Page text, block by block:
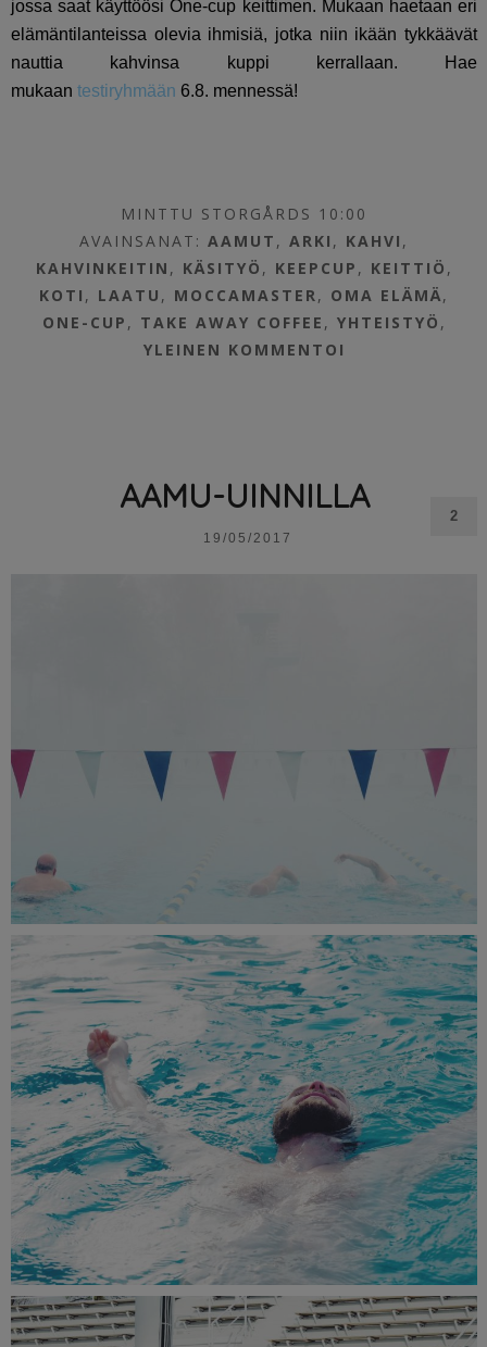
jossa saat käyttöösi One-cup keittimen. Mukaan haetaan eri
elämäntilanteissa olevia ihmisiä, jotka niin ikään tykkäävät
nauttia kahvinsa kuppi kerrallaan. Hae
mukaan testiryhmään 6.8. mennessä!
MINTTU STORGÅRDS 10:00
AVAINSANAT:AAMUT ,ARKI , KAHVI ,
KAHVINKEITIN , KÄSITYÖ , KEEPCUP , KEITTIÖ ,
KOTI , LAATU , MOCCAMASTER, OMA ELÄMÄ,
ONE-CUP , TAKE AWAY COFFEE , YHTEISTYÖ ,
YLEINEN KOMMENTOI
AAMU-UINNILLA
19/05/2017
2